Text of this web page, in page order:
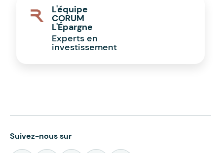
L'équipe
CORUM
L'Épargne
Experts en
investissement
Suivez-nous sur